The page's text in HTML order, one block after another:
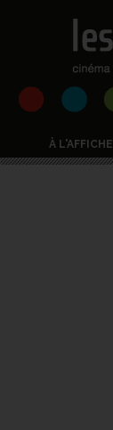
À L'AFFICHE